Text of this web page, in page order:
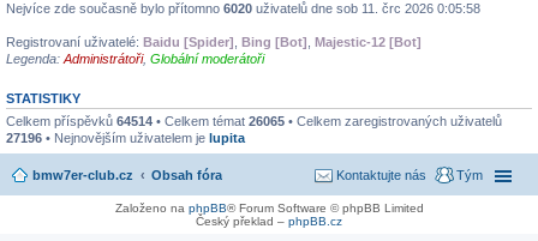
Nejvíce zde současně bylo přítomno 6020 uživatelů dne sob 11. črc 2026 0:05:58
Registrovaní uživatelé: Baidu [Spider] Bing [Bot] Majestic-12 [Bot]
Legenda: Administrátoři, Globální moderátoři
STATISTIKY
Celkem příspěvků 64514 • Celkem témat 26065 • Celkem zaregistrovaných uživatelů
27196 • Nejnovějším uživatelem je lupita
bmw7er-club.cz Obsah fóra Tým
Kontaktujte nás
Založeno na phpBB® Forum Software © phpBB Limited
Český překlad – phpBB.cz